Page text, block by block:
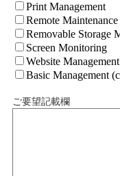
Print Management
Remote Maintenance
Removable Storage
Screen Monitoring
Website Management
Basic Management
ご要望記載欄